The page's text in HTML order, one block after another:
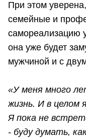
При этом
семейные и
самореализацию
она уже будет
мужчиной и с
«У меня много
жизнь. И в целом
Я пока не
- буду думать,